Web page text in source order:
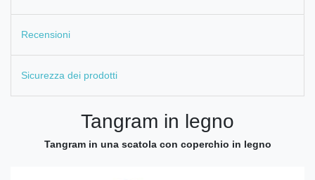
Recensioni
Sicurezza dei prodotti
Tangram in legno
Tangram in una scatola con coperchio in legno